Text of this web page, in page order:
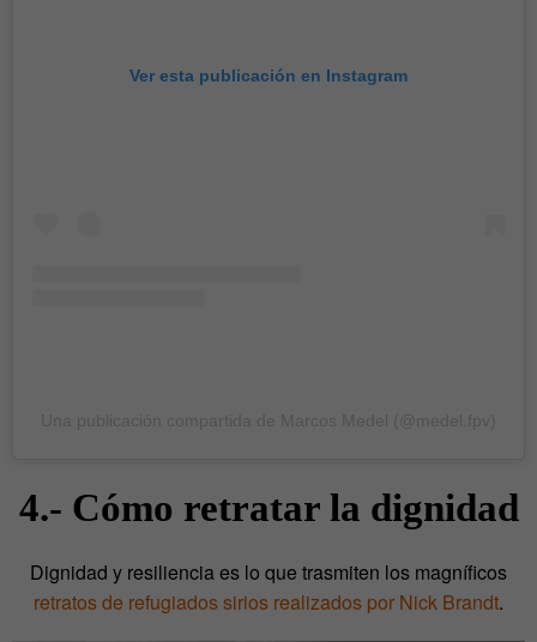
Ver esta publicación en Instagram
4.- Cómo retratar la dignidad
Dignidad y resiliencia es lo que trasmiten los magníficos
retratos de refugiados sirios realizados por Nick Brandt.